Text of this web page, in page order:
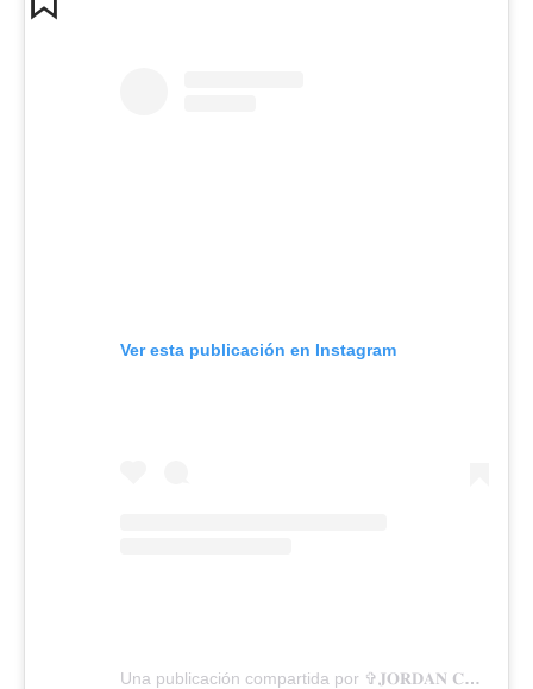
Ver esta publicación en Instagram
Una publicación compartida por ✞𝐉𝐎𝐑𝐃𝐀𝐍 𝐂𝐀𝐑𝐑𝐈𝐋𝐋𝐎✞